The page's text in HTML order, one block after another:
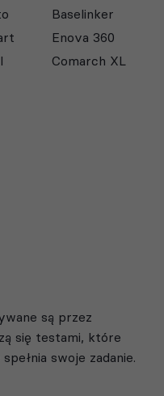
Baselinker
Enova 360
Comarch XL
są przez
się testami, które
swoje zadanie.